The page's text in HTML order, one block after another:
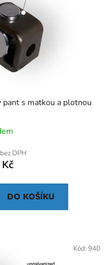
s matkou a plotnou
DPH
DO KOŠÍKU
Kód: 940